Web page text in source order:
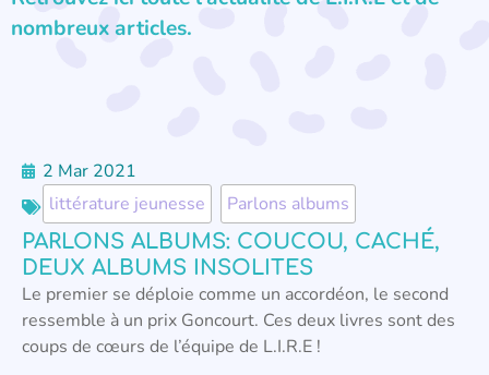
nombreux articles.
2 Mar 2021
littérature jeunesse
Parlons albums
PARLONS ALBUMS: COUCOU, CACHÉ,
DEUX ALBUMS INSOLITES
Le premier se déploie comme un accordéon, le second
ressemble à un prix Goncourt. Ces deux livres sont des
coups de cœurs de l’équipe de L.I.R.E !